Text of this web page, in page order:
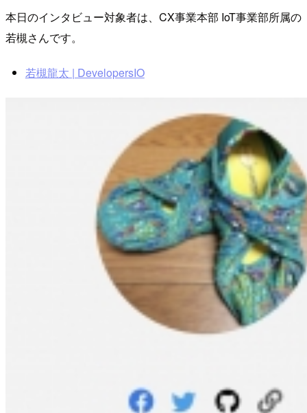
本日のインタビュー対象者は、CX事業本部 IoT事業部所属の
若槻さんです。
若槻龍太 | DevelopersIO